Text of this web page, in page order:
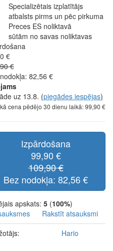
Specializētais izplatītājs
atbalsts pirms un pēc pirkuma
Preces ES noliktavā
sūtām no savas noliktavas
€
€
82,56 €
uz 13.8. (piegādes iespējas)
cena pēdējo 30 dienu laikā: 99,90 €
Izpārdošana
99,90 €
109,90 €
Bez nodokļa: 82,56 €
apskats: 5 (100%)
Rakstīt atsauksmi
Hario